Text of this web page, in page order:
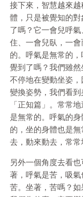
接下來，智慧越來
體，只是被覺知的
了嗎？它一會兒呼
住、一會兒臥，一
的。呼氣是無常的
覺到了嗎？我們雖
不停地在變動坐姿
變換姿勢，我們看
「正知篇」。常常
是無常的。呼氣的
的，坐的身體也是
去，動來動去，常常
另外一個角度去看
著，呼氣是苦，吸
苦。坐著，苦嗎？如